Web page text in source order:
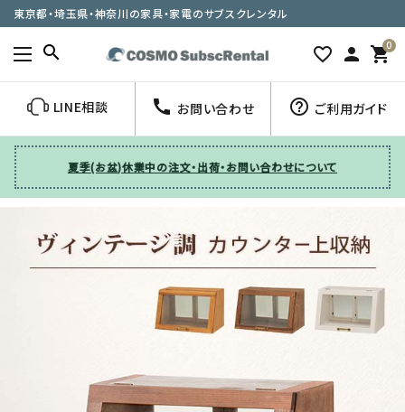
東京都・埼玉県・神奈川の家具・家電のサブスクレンタル
search favorite_border person 0
shopping_cart
LINE相談 call お問い合わせ help_outline ご利用ガイド
夏季(お盆)休業中の注文・出荷・お問い合わせについて